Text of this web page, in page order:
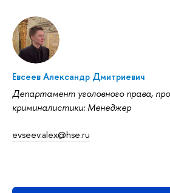
Евсеев Александр Дмитриевич
Департамент уголовного права,
криминалистики: Менеджер
evseev.alex@hse.ru